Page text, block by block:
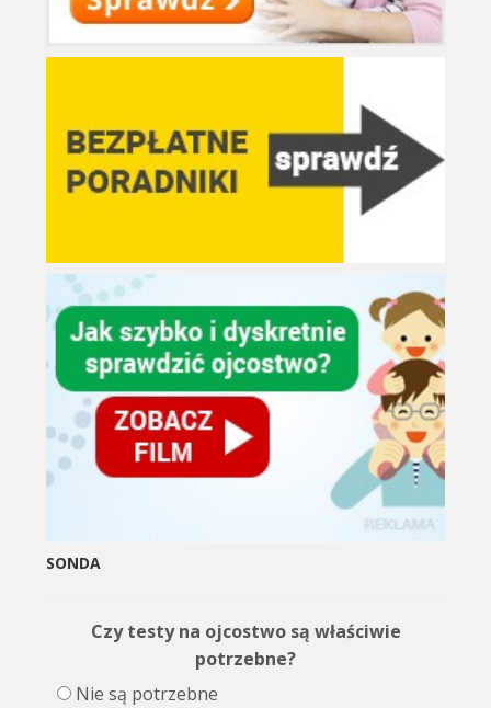
SONDA
Czy testy na ojcostwo są właściwie
potrzebne?
Nie są potrzebne